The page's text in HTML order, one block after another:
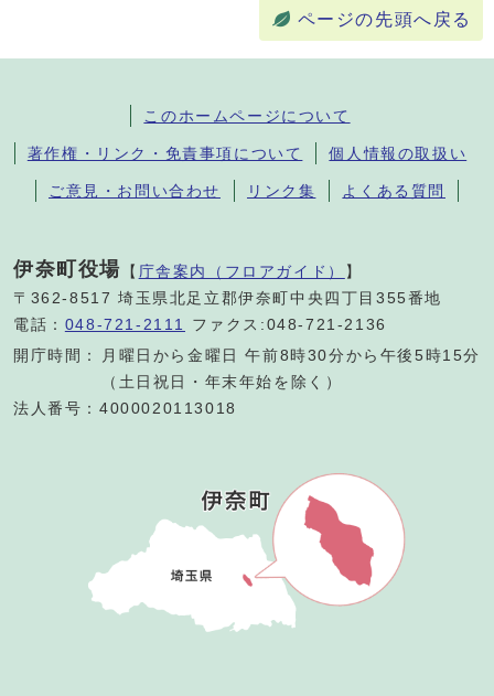
ページの先頭へ戻る
このホームページについて
著作権・リンク・免責事項について 個人情報の取扱い
ご意見・お問い合わせ リンク集 よくある質問
伊奈町役場 【 庁舎案内（フロアガイド） 】
〒362-8517 埼玉県北足立郡伊奈町中央四丁目355番地
電話： 048-721-2111
ファクス:048-721-2136
開庁時間：
月曜日から金曜日 午前8時30分から午後5時15分
（土日祝日・年末年始を除く）
法人番号：4000020113018